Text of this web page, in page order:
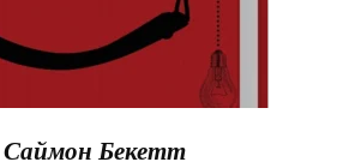
Саймон Бекетт